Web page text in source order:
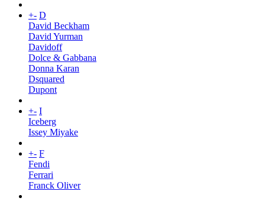
+- D
David Beckham
David Yurman
Davidoff
Dolce & Gabbana
Donna Karan
Dsquared
Dupont
+- I
Iceberg
Issey Miyake
+- F
Fendi
Ferrari
Franck Oliver